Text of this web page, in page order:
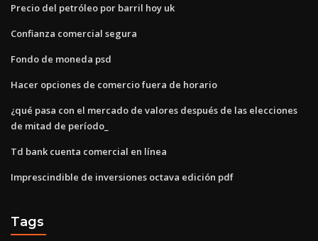
Precio del petróleo por barril hoy uk
Confianza comercial segura
Fondo de moneda psd
Hacer opciones de comercio fuera de horario
¿qué pasa con el mercado de valores después de las elecciones
de mitad de período_
Td bank cuenta comercial en línea
Imprescindible de inversiones octava edición pdf
Tags